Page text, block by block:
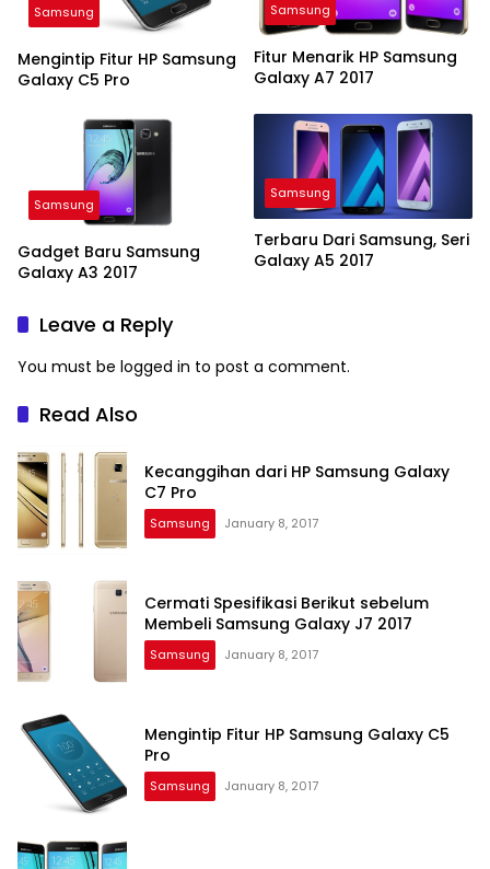
Samsung
Mengintip Fitur HP Samsung
Galaxy C5 Pro
Samsung
Fitur Menarik HP Samsung
Galaxy A7 2017
Samsung
Gadget Baru Samsung
Galaxy A3 2017
Samsung
Terbaru Dari Samsung, Seri
Galaxy A5 2017
Leave a Reply
You must be logged in to post a comment.
Read Also
Kecanggihan dari HP Samsung Galaxy
C7 Pro
Samsung January 8, 2017
Cermati Spesifikasi Berikut sebelum
Membeli Samsung Galaxy J7 2017
Samsung January 8, 2017
Mengintip Fitur HP Samsung Galaxy C5
Pro
Samsung January 8, 2017